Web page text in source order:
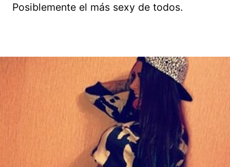
Posiblemente el más sexy de todos.